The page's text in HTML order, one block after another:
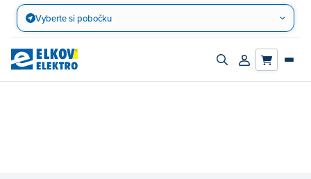
Přejít
obsah
Vyberte si pobočku
Zapnout/vypnout
Přihlásit/